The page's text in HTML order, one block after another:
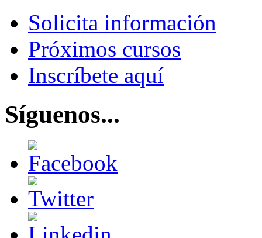
Solicita información
Próximos cursos
Inscríbete aquí
Síguenos...